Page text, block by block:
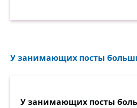
У занимающих посты
У занимающих посты